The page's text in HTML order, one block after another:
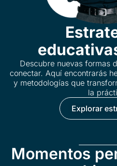
Descubre nuevas formas
conectar. Aquí encontrarás
y metodologías que
la
Explorar
Momentos